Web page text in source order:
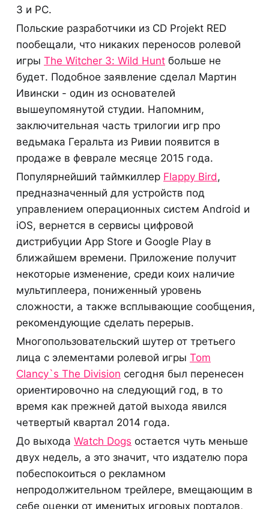
3 и PC.
Польские разработчики из CD Projekt RED
пообещали, что никаких переносов ролевой
игры The Witcher 3: Wild Hunt больше не
будет. Подобное заявление сделал Мартин
Ивински - один из основателей
вышеупомянутой студии. Напомним,
заключительная часть трилогии игр про
ведьмака Геральта из Ривии появится в
продаже в феврале месяце 2015 года.
Популярнейший таймкиллер Flappy Bird,
предназначенный для устройств под
управлением операционных систем Android и
iOS, вернется в сервисы цифровой
дистрибуции App Store и Google Play в
ближайшем времени. Приложение получит
некоторые изменение, среди коих наличие
мультиплеера, пониженный уровень
сложности, а также всплывающие сообщения,
рекомендующие сделать перерыв.
Многопользовательский шутер от третьего
лица с элементами ролевой игры Tom
Clancy`s The Division сегодня был перенесен
ориентировочно на следующий год, в то
время как прежней датой выхода явился
четвертый квартал 2014 года.
До выхода Watch Dogs остается чуть меньше
двух недель, а это значит, что издателю пора
побеспокоиться о рекламном
непродолжительном трейлере, вмещающим в
себе оценки от именитых игровых порталов,